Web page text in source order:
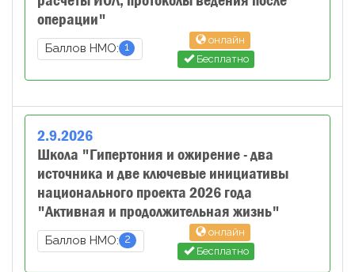
операции"
Баллов НМО: 1
онлайн
Бесплатно
2.9.2026
Школа "Гипертония и ожирение - два
источника и две ключевые инициативы
национального проекта 2026 года
"Активная и продолжительная жизнь"
Баллов НМО: 2
онлайн
Бесплатно